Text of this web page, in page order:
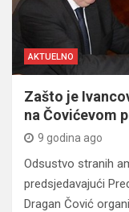
AKTUELNO
Zašto je
na Čovićevom
9 godina ago
Odsustvo stranih
predsjedavajući
Dragan Čović